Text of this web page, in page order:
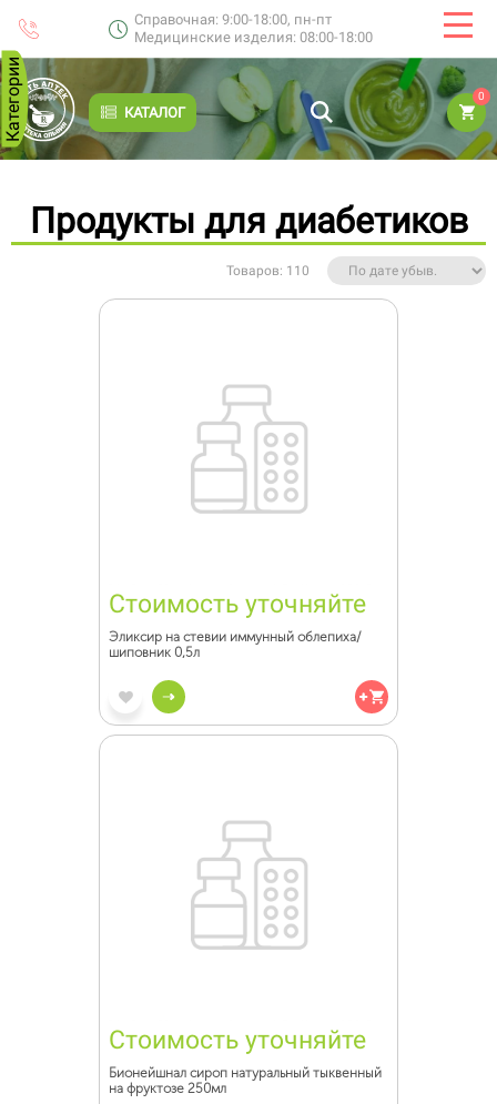
Справочная: 9:00-18:00, пн-пт
Медицинские изделия: 08:00-18:00
КАТАЛОГ
0
Категории
Продукты для диабетиков
Товаров: 110
Стоимость уточняйте
Эликсир на стевии иммунный облепиха/
шиповник 0,5л
Стоимость уточняйте
Бионейшнал сироп натуральный тыквенный
на фруктозе 250мл